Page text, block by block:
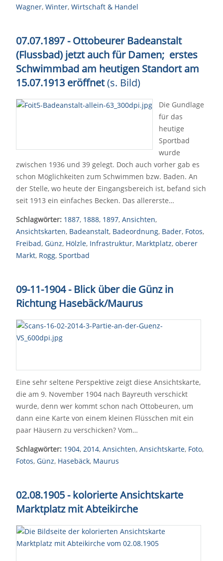
Wagner, Winter, Wirtschaft & Handel
07.07.1897 - Ottobeurer Badeanstalt
(Flussbad) jetzt auch für Damen; erstes
Schwimmbad am heutigen Standort am
15.07.1913 eröffnet(s. Bild)
Die Gundlage
für das
heutige
Sportbad
wurde
zwischen 1936 und 39 gelegt. Doch auch vorher gab es
schon Möglichkeiten zum Schwimmen bzw. Baden. An
der Stelle, wo heute der Eingangsbereich ist, befand sich
seit 1913 ein einfaches Becken. Das allererste…
Schlagwörter: 1887, 1888, 1897, Ansichten,
Ansichtskarten, Badeanstalt, Badeordnung, Bader, Fotos,
Freibad, Günz, Hölzle, Infrastruktur, Marktplatz, oberer
Markt, Rogg, Sportbad
09-11-1904 - Blick über die Günz in
Richtung Hasebäck/Maurus
Eine sehr seltene Perspektive zeigt diese Ansichtskarte,
die am 9. November 1904 nach Bayreuth verschickt
wurde, denn wer kommt schon nach Ottobeuren, um
dann eine Karte von einem kleinen Flüsschen mit ein
paar Häusern zu verschicken? Vom…
Schlagwörter: 1904, 2014, Ansichten, Ansichtskarte, Foto,
Fotos, Günz, Hasebäck, Maurus
02.08.1905 - kolorierte Ansichtskarte
Marktplatz mit Abteikirche